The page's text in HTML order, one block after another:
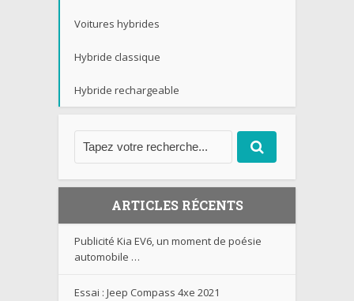
Voitures hybrides
Hybride classique
Hybride rechargeable
ARTICLES RÉCENTS
Publicité Kia EV6, un moment de poésie
automobile …
Essai : Jeep Compass 4xe 2021